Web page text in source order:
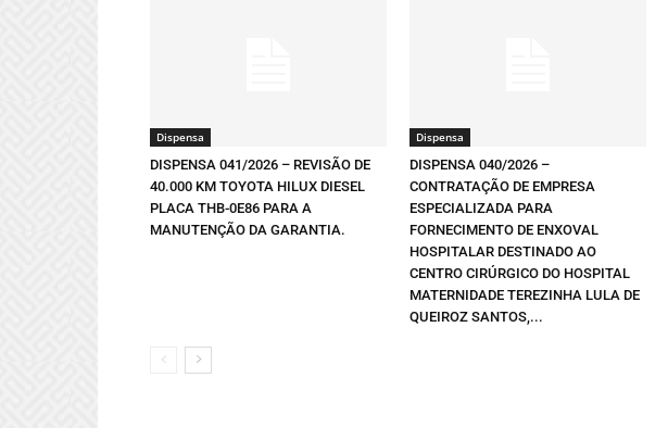
Dispensa
DISPENSA 041/2026 – REVISÃO DE
40.000 KM TOYOTA HILUX DIESEL
PLACA THB-0E86 PARA A
MANUTENÇÃO DA GARANTIA.
Dispensa
DISPENSA 040/2026 –
CONTRATAÇÃO DE EMPRESA
ESPECIALIZADA PARA
FORNECIMENTO DE ENXOVAL
HOSPITALAR DESTINADO AO
CENTRO CIRÚRGICO DO HOSPITAL
MATERNIDADE TEREZINHA LULA DE
QUEIROZ SANTOS,...